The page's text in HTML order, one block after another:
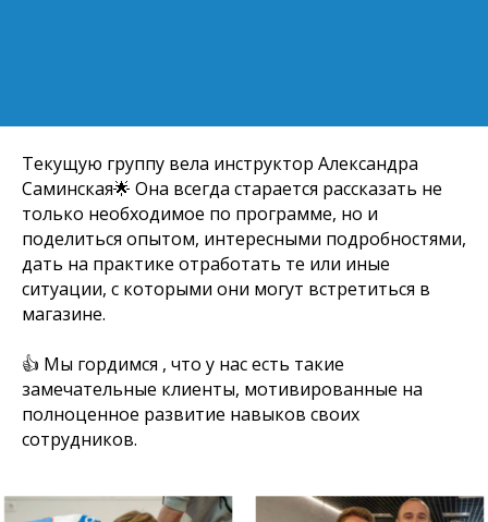
Текущую группу вела инструктор Александра
Саминская🌟 Она всегда старается рассказать не
только необходимое по программе, но и
поделиться опытом, интересными подробностями,
дать на практике отработать те или иные
ситуации, с которыми они могут встретиться в
магазине.
👍 Мы гордимся , что у нас есть такие
замечательные клиенты, мотивированные на
полноценное развитие навыков своих
сотрудников.